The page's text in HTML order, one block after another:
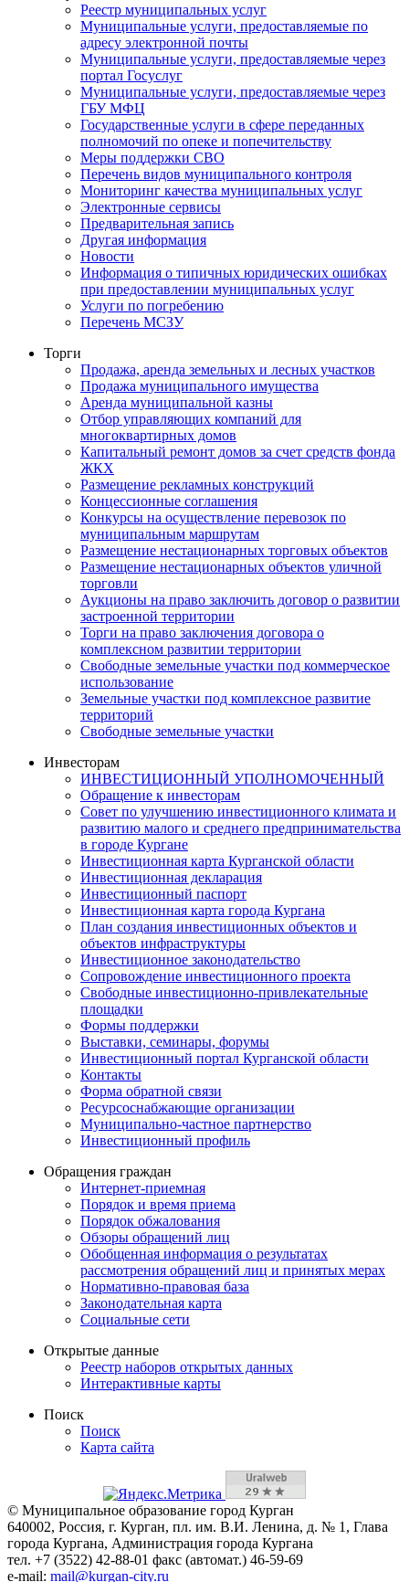
Реестр муниципальных услуг
Муниципальные услуги, предоставляемые по
адресу электронной почты
Муниципальные услуги, предоставляемые через
портал Госуслуг
Муниципальные услуги, предоставляемые через
ГБУ МФЦ
Государственные услуги в сфере переданных
полномочий по опеке и попечительству
Меры поддержки СВО
Перечень видов муниципального контроля
Мониторинг качества муниципальных услуг
Электронные сервисы
Предварительная запись
Другая информация
Новости
Информация о типичных юридических ошибках
при предоставлении муниципальных услуг
Услуги по погребению
Перечень МСЗУ
Торги
Продажа, аренда земельных и лесных участков
Продажа муниципального имущества
Аренда муниципальной казны
Отбор управляющих компаний для
многоквартирных домов
Капитальный ремонт домов за счет средств фонда
ЖКХ
Размещение рекламных конструкций
Концессионные соглашения
Конкурсы на осуществление перевозок по
муниципальным маршрутам
Размещение нестационарных торговых объектов
Размещение нестационарных объектов уличной
торговли
Аукционы на право заключить договор о развитии
застроенной территории
Торги на право заключения договора о
комплексном развитии территории
Свободные земельные участки под коммерческое
использование
Земельные участки под комплексное развитие
территорий
Свободные земельные участки
Инвесторам
ИНВЕСТИЦИОННЫЙ УПОЛНОМОЧЕННЫЙ
Обращение к инвесторам
Совет по улучшению инвестиционного климата и
развитию малого и среднего предпринимательства
в городе Кургане
Инвестиционная карта Курганской области
Инвестиционная декларация
Инвестиционный паспорт
Инвестиционная карта города Кургана
План создания инвестиционных объектов и
объектов инфраструктуры
Инвестиционное законодательство
Сопровождение инвестиционного проекта
Свободные инвестиционно-привлекательные
площадки
Формы поддержки
Выставки, семинары, форумы
Инвестиционный портал Курганской области
Контакты
Форма обратной связи
Ресурсоснабжающие организации
Муниципально-частное партнерство
Инвестиционный профиль
Обращения граждан
Интернет-приемная
Порядок и время приема
Порядок обжалования
Обзоры обращений лиц
Обобщенная информация о результатах
рассмотрения обращений лиц и принятых мерах
Нормативно-правовая база
Законодательная карта
Социальные сети
Открытые данные
Реестр наборов открытых данных
Интерактивные карты
Поиск
Поиск
Карта сайта
© Муниципальное образование город Курган
640002, Россия, г. Курган, пл. им. В.И. Ленина, д. № 1, Глава
города Кургана, Администрация города Кургана
тел. +7 (3522) 42-88-01 факс (автомат.) 46-59-69
e-mail: mail@kurgan-city.ru